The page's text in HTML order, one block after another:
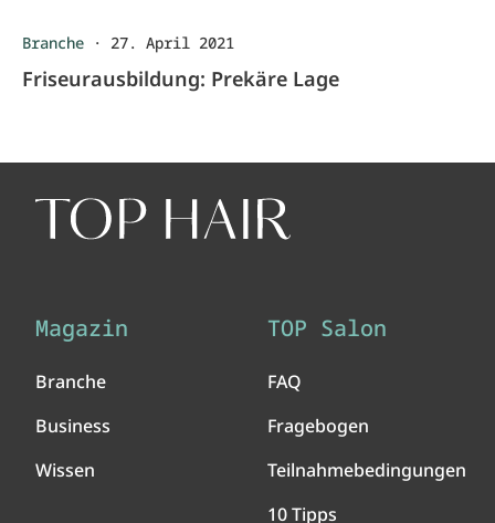
Branche · 27. April 2021
Friseurausbildung: Prekäre Lage
Magazin
Branche
Business
Wissen
TOP Salon
FAQ
Fragebogen
Teilnahmebedingungen
10 Tipps